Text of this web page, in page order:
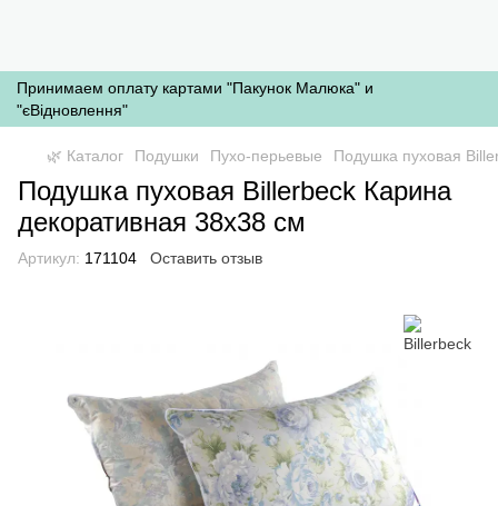
Принимаем оплату картами "Пакунок Малюка" и
"єВідновлення"
🌿 Каталог Подушки Пухо-перьевые Подушка пуховая
Подушка пуховая Billerbeck Карина
декоративная 38x38 см
Артикул: 171104 Оставить отзыв